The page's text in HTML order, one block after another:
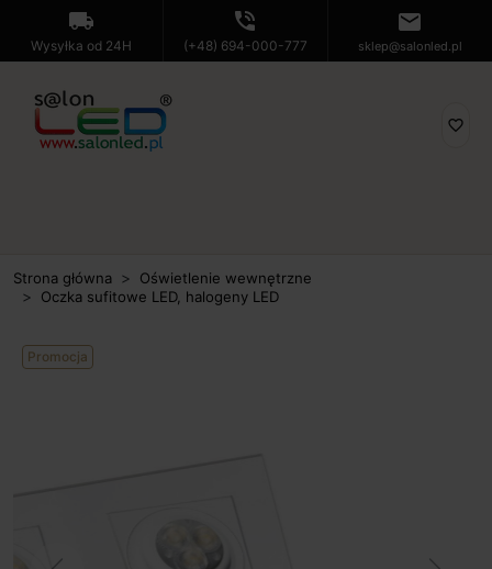
local_shipping
Wysyłka od 24H
phone_in_talk
(+48) 694-000-777
mail
sklep@salonled.pl
favorite_border
Strona główna
Oświetlenie wewnętrzne
Oczka sufitowe LED, halogeny LED
Promocja